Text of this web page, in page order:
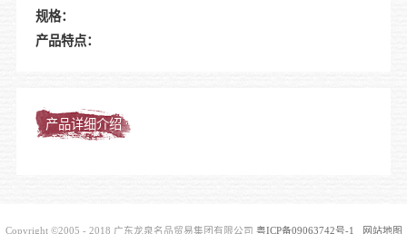
规格：
产品特点：
产品详细介绍
Copyright ©2005 - 2018 广东龙泉名品贸易集团有限公司 粤ICP备09063742号-1 网站地图